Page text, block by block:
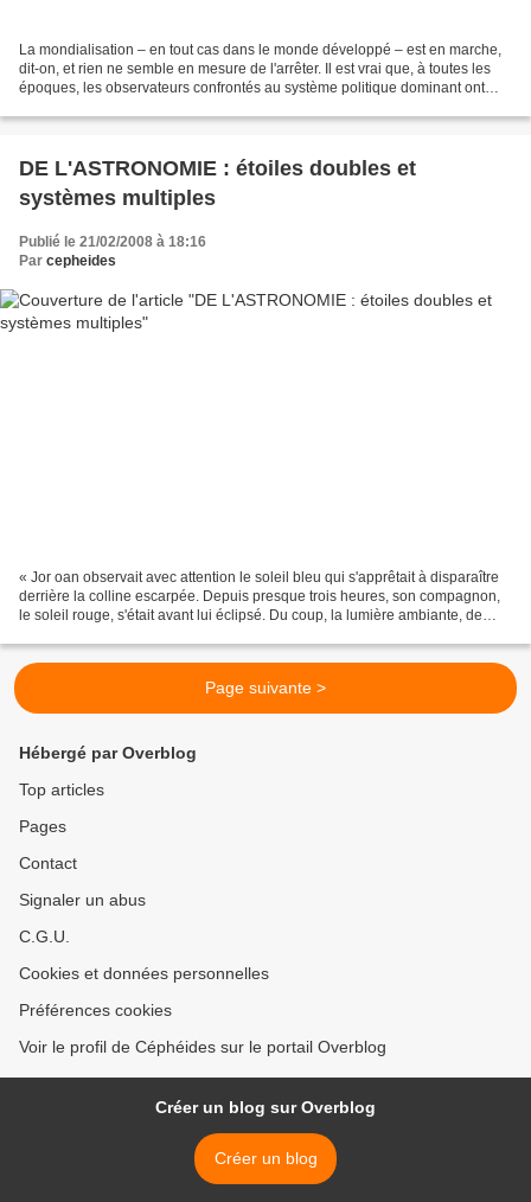
La mondialisation – en tout cas dans le monde développé – est en marche,
dit-on, et rien ne semble en mesure de l'arrêter. Il est vrai que, à toutes les
époques, les observateurs confrontés au système politique dominant ont
DE L'ASTRONOMIE : étoiles doubles et
systèmes multiples
Publié le 21/02/2008 à 18:16
Par cepheides
« Jor oan observait avec attention le soleil bleu qui s'apprêtait à disparaître
derrière la colline escarpée. Depuis presque trois heures, son compagnon,
le soleil rouge, s'était avant lui éclipsé. Du coup, la lumière ambiante, de
Page suivante >
Hébergé par Overblog
Top articles
Pages
Contact
Signaler un abus
C.G.U.
Cookies et données personnelles
Préférences cookies
Voir le profil de Céphéides sur le portail Overblog
Créer un blog sur Overblog
Créer un blog